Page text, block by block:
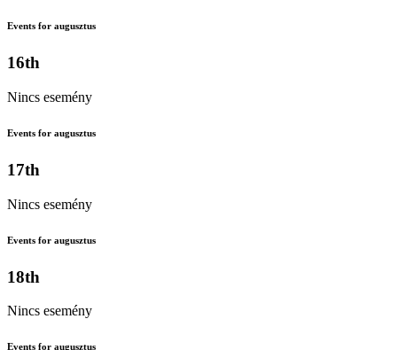
Events for augusztus
16th
Nincs esemény
Events for augusztus
17th
Nincs esemény
Events for augusztus
18th
Nincs esemény
Events for augusztus